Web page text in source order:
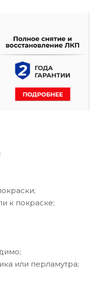
к покраске;
или перламутра;